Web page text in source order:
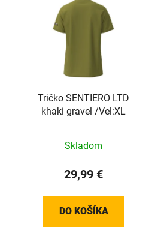
Tričko SENTIERO LTD
khaki gravel /Vel:XL
Skladom
29,99 €
DO KOŠÍKA